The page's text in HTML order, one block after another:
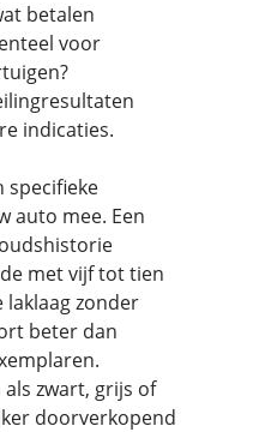
betalen
voor
indicaties.
specifieke
auto mee. Een
met vijf tot tien
zonder
beter dan
zwart, grijs of
doorverkopend